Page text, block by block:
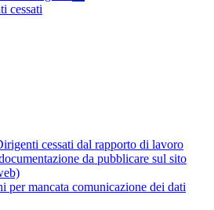
cessati
cessati dal rapporto di lavoro
da pubblicare sul sito
per mancata comunicazione dei dati